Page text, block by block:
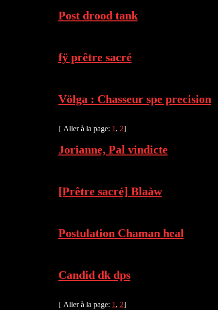
Post drood tank
fÿ prêtre sacré
Völga : Chasseur spe precision
[ Aller à la page: 1 , 2]
Jorianne, Pal vindicte
[Prêtre sacré] Blaàw
Postulation Chaman heal
Candid dk dps
[ Aller à la page: 1 , 2]